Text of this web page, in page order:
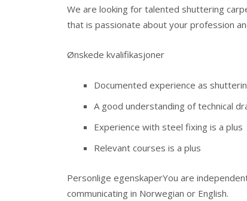
We are looking for talented shuttering
that is passionate about your profession
Ønskede kvalifikasjoner
Documented experience as
A good understanding of technical
Experience with steel fixing is a plus
Relevant courses is a plus
Personlige egenskaperYou are
communicating in Norwegian or English.